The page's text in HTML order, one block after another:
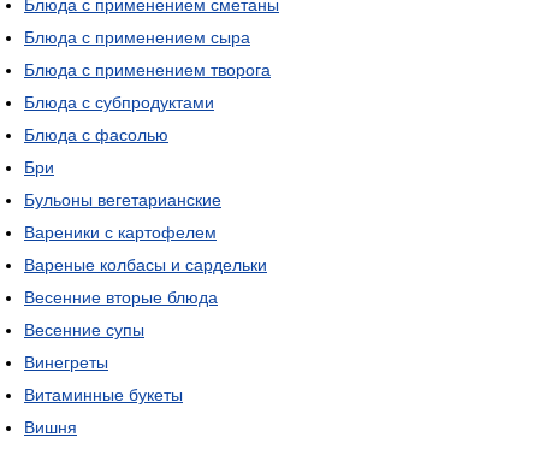
Блюда с применением сметаны
Блюда с применением сыра
Блюда с применением творога
Блюда с субпродуктами
Блюда с фасолью
Бри
Бульоны вегетарианские
Вареники с картофелем
Вареные колбасы и сардельки
Весенние вторые блюда
Весенние супы
Винегреты
Витаминные букеты
Вишня